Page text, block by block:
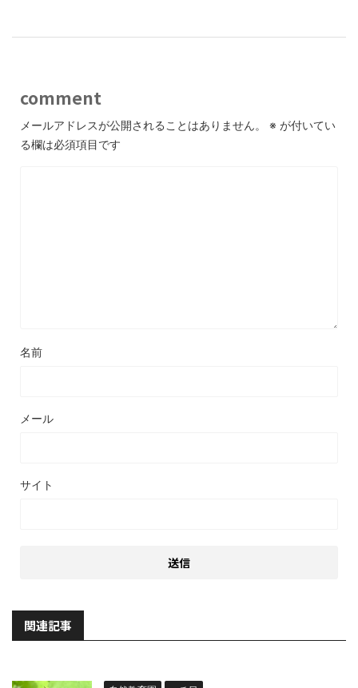
comment
メールアドレスが公開されることはありません。 ※ が付いてい
る欄は必須項目です
名前
メール
サイト
関連記事